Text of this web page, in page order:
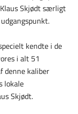
Skjødt særligt
kendte i de
i alt 51
denne kaliber
lokale
Skjødt.